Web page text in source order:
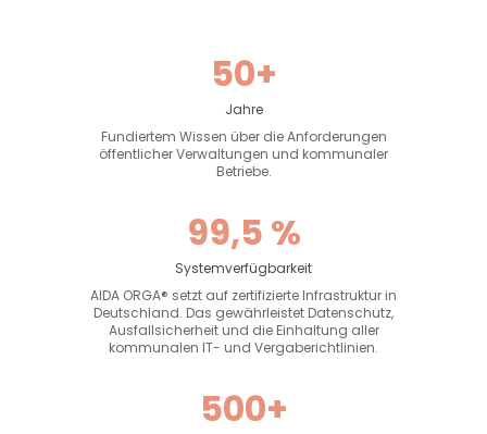
50+
Jahre
Fundiertem Wissen über die Anforderungen
öffentlicher Verwaltungen und kommunaler
Betriebe.
99,5 %
Systemverfügbarkeit
AIDA ORGA® setzt auf zertifizierte Infrastruktur in
Deutschland. Das gewährleistet Datenschutz,
Ausfallsicherheit und die Einhaltung aller
kommunalen IT- und Vergaberichtlinien.
500+